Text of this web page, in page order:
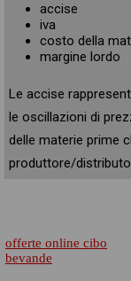
accise
iva
costo della
margine lordo
Le accise
le oscillazioni di
delle materie prime
produttore/
offerte online cibo
bevande